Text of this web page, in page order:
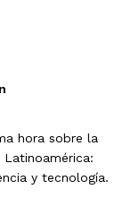
hora sobre la
Latinoamérica:
y tecnología.